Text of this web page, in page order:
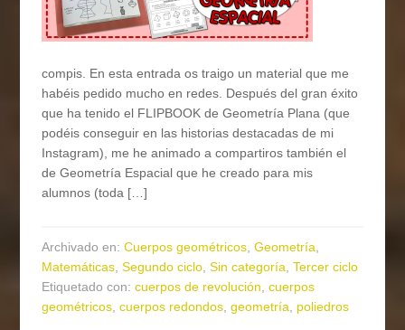
compis. En esta entrada os traigo un material que me
habéis pedido mucho en redes. Después del gran éxito
que ha tenido el FLIPBOOK de Geometría Plana (que
podéis conseguir en las historias destacadas de mi
Instagram), me he animado a compartiros también el
de Geometría Espacial que he creado para mis
alumnos (toda […]
Archivado en:Cuerpos geométricos,Geometría,
Matemáticas,Segundo ciclo,Sin categoría,Tercer ciclo
Etiquetado con:cuerpos de revolución,cuerpos
geométricos,cuerpos redondos,geometría, poliedros